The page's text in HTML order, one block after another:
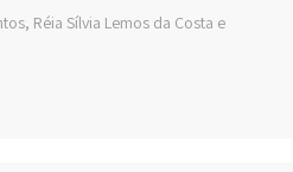
Réia Sílvia Lemos da Costa e